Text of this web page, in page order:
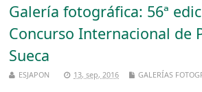
Galería fotográfica: 56ª
Concurso Internacional de
Sueca
ESJAPON 13, sep, 2016 GALERÍAS